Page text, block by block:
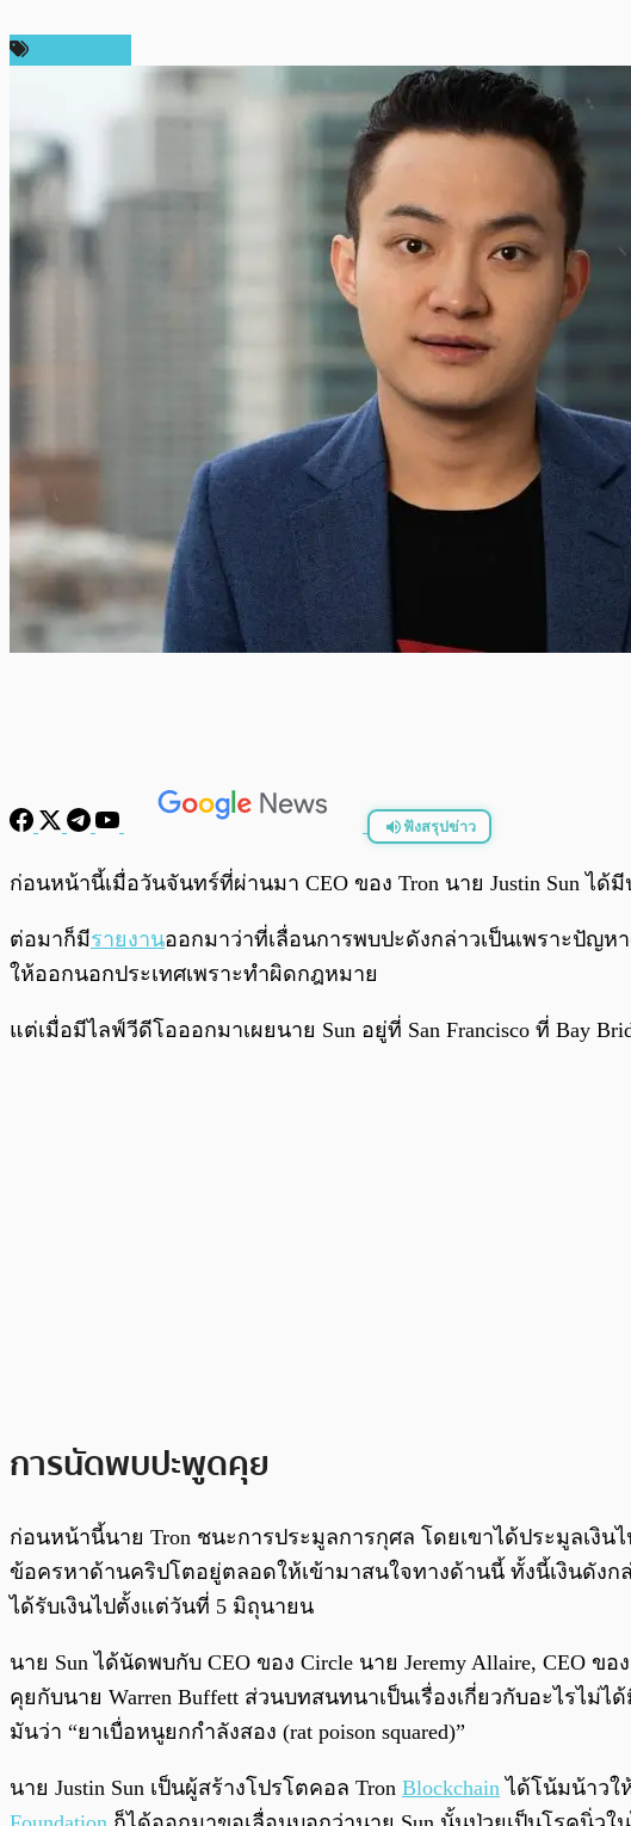
ฟังสรุปข่าว
พร้อมเล่น
ก่อนหน้านี้เมื่อวันจันทร์ที่ผ่านมา CEO ของ Tron นาย Justin Sun ไ
ต่อมาก็มีรายงานออกมาว่าที่เลื่อนการพบปะดังกล่าวเป็นเพราะปัญ
ให้ออกนอกประเทศเพราะทำผิดกฎหมาย
แต่เมื่อมีไลฟ์วีดีโอออกมาเผยนาย Sun อยู่ที่ San Francisco ที่ Bay
การนัดพบปะพูดคุย
ก่อนหน้านี้นาย Tron ชนะการประมูลการกุศล โดยเขาได้ประมูลเงิ
ข้อครหาด้านคริปโตอยู่ตลอดให้เข้ามาสนใจทางด้านนี้ ทั้งนี้เงินดังกล่
ได้รับเงินไปตั้งแต่วันที่ 5 มิถุนายน
นาย Sun ได้นัดพบกับ CEO ของ Circle นาย Jeremy Allaire, CEO ขอ
คุยกับนาย Warren Buffett ส่วนบทสนทนาเป็นเรื่องเกี่ยวกับอะไรไม่
มันว่า “ยาเบื่อหนูยกกำลังสอง (rat poison squared)”
นาย Justin Sun เป็นผู้สร้างโปรโตคอล Tron Blockchain ได้โน้มน้าวใ